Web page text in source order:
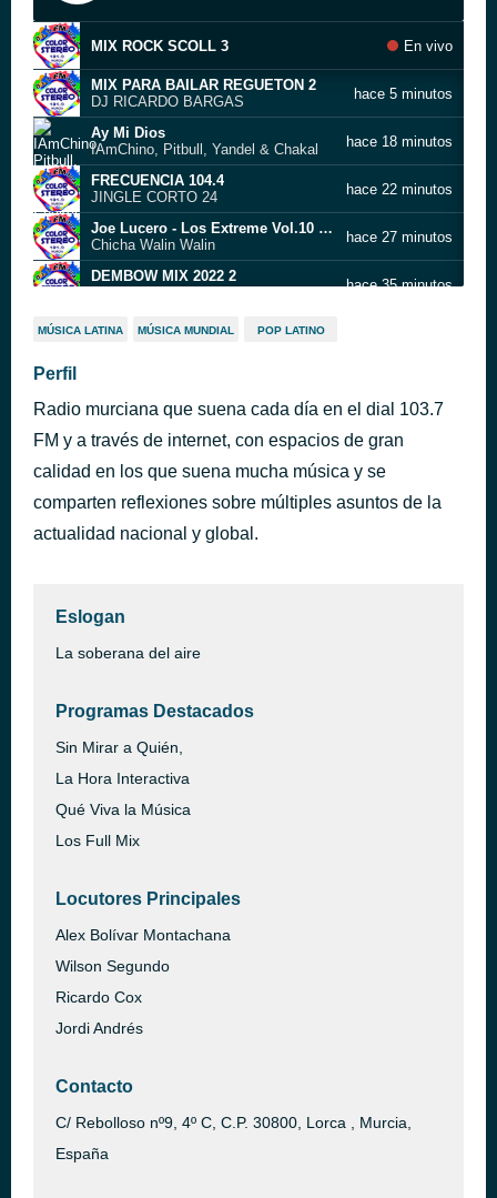
MIX ROCK SCOLL 3 En vivo
MIX PARA BAILAR REGUETON 2
DJ RICARDO BARGAS
hace 5 minutos
Ay Mi Dios
IAmChino, Pitbull, Yandel & Chakal
hace 18 minutos
FRECUENCIA 104.4
JINGLE CORTO 24
hace 22 minutos
Joe Lucero - Los Extreme Vol.10 CON PISADOR 2
Chicha Walin Walin
hace 27 minutos
DEMBOW MIX 2022 2
hace 35 minutos
MIX MERENGUE TROPICAL 1
Guaracha merengue 9M Nº2 hace 1 hora
MÚSICA LATINA MÚSICA MUNDIAL POP LATINO
Perfil
Radio murciana que suena cada día en el dial 103.7
FM y a través de internet, con espacios de gran
calidad en los que suena mucha música y se
comparten reflexiones sobre múltiples asuntos de la
actualidad nacional y global.
Eslogan
La soberana del aire
Programas Destacados
Sin Mirar a Quién,
La Hora Interactiva
Qué Viva la Música
Los Full Mix
Locutores Principales
Alex Bolívar Montachana
Wilson Segundo
Ricardo Cox
Jordi Andrés
Contacto
C/ Rebolloso nº9, 4º C, C.P. 30800, Lorca , Murcia,
España